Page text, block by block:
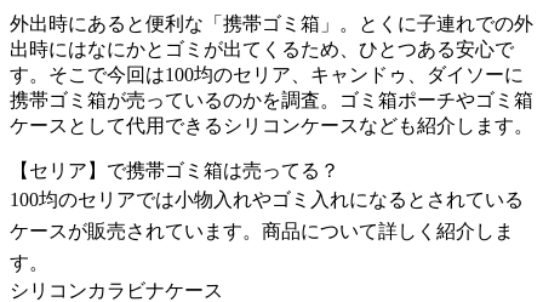
外出時にあると便利な「携帯ゴミ箱」。とくに子連れでの外
出時にはなにかとゴミが出てくるため、ひとつある安心で
す。そこで今回は100均のセリア、キャンドゥ、ダイソーに
携帯ゴミ箱が売っているのかを調査。ゴミ箱ポーチやゴミ箱
ケースとして代用できるシリコンケースなども紹介します。
【セリア】で携帯ゴミ箱は売ってる？
100均のセリアでは小物入れやゴミ入れになるとされている
ケースが販売されています。商品について詳しく紹介しま
す。
シリコンカラビナケース